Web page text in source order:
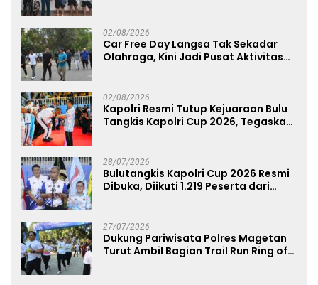
02/08/2026
Car Free Day Langsa Tak Sekadar
Olahraga, Kini Jadi Pusat Aktivitas
02/08/2026
Kapolri Resmi Tutup Kejuaraan Bulu
Tangkis Kapolri Cup 2026, Tegaskan
28/07/2026
Bulutangkis Kapolri Cup 2026 Resmi
Dibuka, Diikuti 1.219 Peserta dari
27/07/2026
Dukung Pariwisata Polres Magetan
Turut Ambil Bagian Trail Run Ring of